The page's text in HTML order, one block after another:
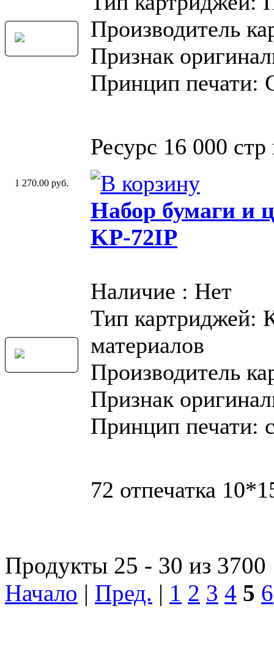
Производитель
Признак
Принцип печати:
Ресурс 16 000
1 270.00 руб.
Набор бумаги и
KP-72IP
Наличие : Нет
Тип картриджей:
материалов
Производитель
Признак
Принцип печати:
72 отпечатка
Продукты 25 - 30 из 3700
Начало | Пред. | 1 2 3 4 5 6